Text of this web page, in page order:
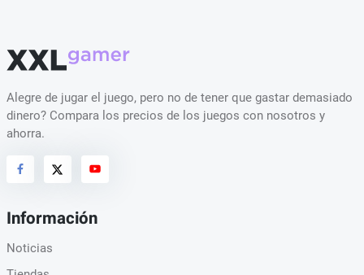
Alegre de jugar el juego, pero no de tener que gastar demasiado
dinero? Compara los precios de los juegos con nosotros y
ahorra.
Información
Noticias